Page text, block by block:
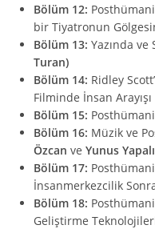
Bölüm 12:
bir Tiyatronun
Bölüm 13:Yazında
Turan)
Bölüm 14: Ridley
Filminde İnsan Arayışı
Bölüm 15:
Bölüm 16: Müzik ve
ÖzcanveYunus
Bölüm 17:
İnsanmerkezcilik
Bölüm 18:
Geliştirme